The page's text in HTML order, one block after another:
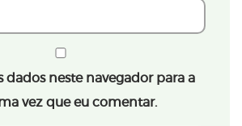
dados neste navegador para a
vez que eu comentar.